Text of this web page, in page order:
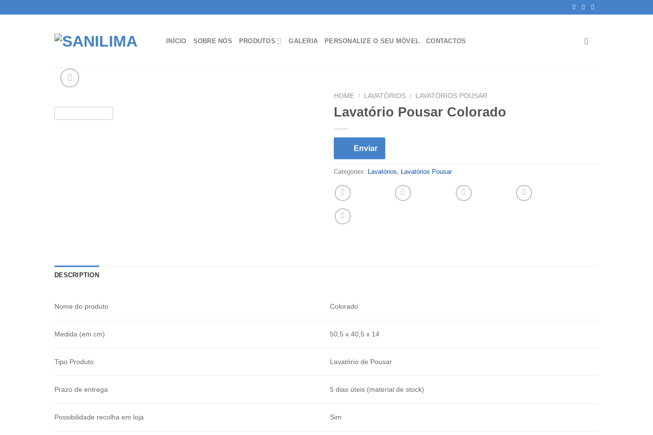
INÍCIO SOBRE NÓS PRODUTOS GALERIA PERSONALIZE O SEU MÓVEL CONTACTOS
HOME / LAVATÓRIOS / LAVATÓRIOS POUSAR
Lavatório Pousar Colorado
Enviar
Categories: Lavatórios Lavatórios Pousar
DESCRIPTION
Nome do produto Colorado
Medida (em cm) 50,5 x 40,5 x 14
Tipo Produto Lavatório de Pousar
Prazo de entrega 5 dias úteis (material de stock)
Possibilidade recolha em loja Sim